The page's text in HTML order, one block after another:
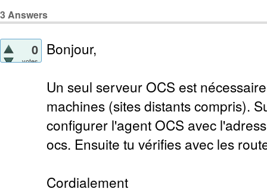
3Answers
0
votes
Bonjour,
Un seul serveur OCS est
machines (sites distants compris).
configurer l'agent OCS avec
ocs. Ensuite tu vérifies avec les
Cordialement